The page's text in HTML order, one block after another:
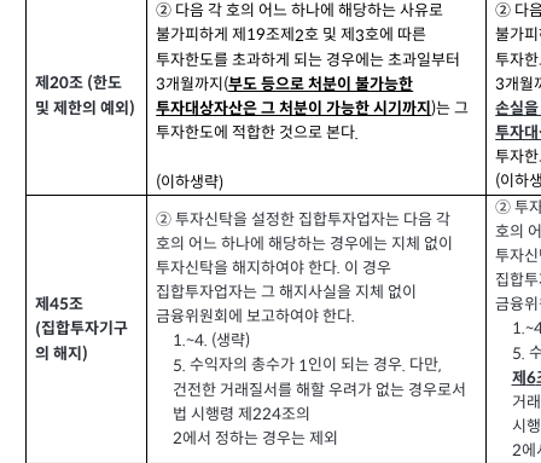
제20조 (한도
및 제한의 예외)
② 다음 각 호의 어느 하나에 해당하는 사유로
불가피하게 제 19조제2호 및 제3호에 따른
투자한도를 초과하게 되는 경우에는 초과일부터
3개월까지 (부도 등으로 처분이 불가능한
투자대상자산은 그 처분이 가능한 시기까지 )는 그
투자한도에 적합한 것으로 본다.
(이하생략)
② 다음
불가
투자
3개월
손실
투자
투자
(이하
제45조
(집합투자기구
의 해지 )
② 투자신탁을 설정한 집합투자업자는 다음 각
호의 어느 하나에 해당하는 경우에는 지체 없이
투자신탁을 해지하여야 한다. 이 경우
집합투자업자는 그 해지사실을 지체 없이
금융위원회에 보고하여야 한다.
1.~4. (생략)
5. 수익자의 총수가1인이 되는 경우. 다만,
건전한 거래질서를 해할 우려가 없는 경우로서
법 시행령 제 224조의
2에서 정하는 경우는 제외
② 투자
호의
투자
집합
금융
5.
제 6
거
시
2에